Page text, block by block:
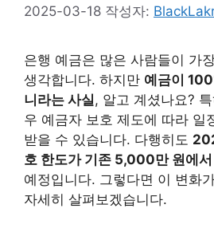
2025-03-18 작성자:
은행 예금은 많은 사람들이 가
생각합니다. 하지만 예금이
니라는 사실, 알고 계셨나요?
우 예금자 보호 제도에 따라 일
받을 수 있습니다. 다행히도
호 한도가 기존 5,000만 원에
예정입니다. 그렇다면 이 변화
자세히 살펴보겠습니다.